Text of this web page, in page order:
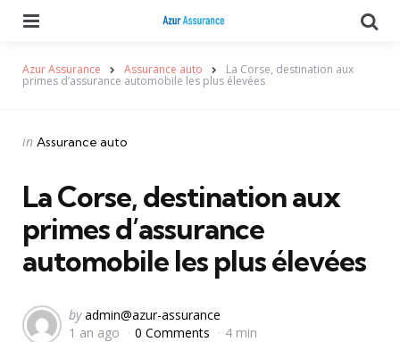
Azur Assurance Assurance auto La Corse, destination aux
primes d’assurance automobile les plus élevées
Categories
Posted
in Assurance auto
La Corse, destination aux
primes d’assurance
automobile les plus élevées
Posted
by
by admin@azur-assurance
1 an ago
0 Comments 4 min